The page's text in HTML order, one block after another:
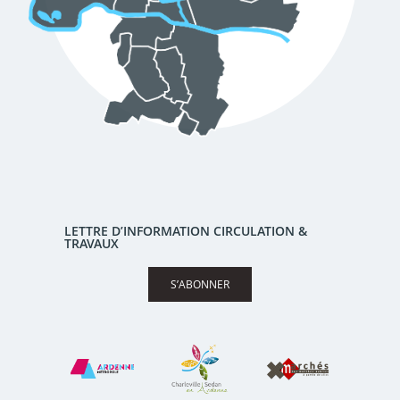
LETTRE D’INFORMATION CIRCULATION &
TRAVAUX
S’ABONNER